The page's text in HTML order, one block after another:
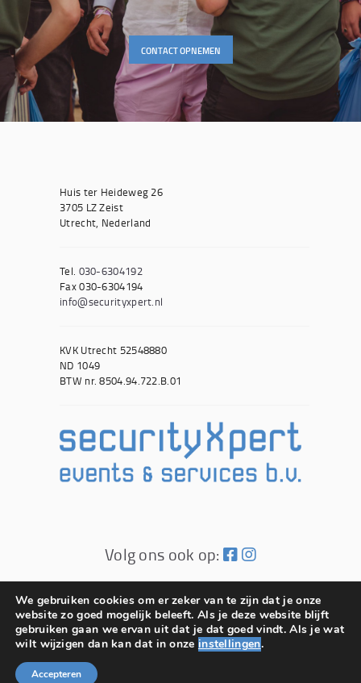
CONTACT OPNEMEN
Huis ter Heideweg 26
3705 LZ Zeist
Utrecht, Nederland
Tel. 030-6304192
Fax 030-6304194
info@securityxpert.nl
KVK Utrecht 52548880
ND 1049
BTW nr. 8504.94.722.B.01
Volg ons ook op:
© SecurityXpert 2026
Website door 2BeFresh
We gebruiken cookies om er zeker van te zijn dat je onze
website zo goed mogelijk beleeft. Als je deze website blijft
gebruiken gaan we ervan uit dat je dat goed vindt. Als je wat
wilt wijzigen dan kan dat in onze instellingen.
Accepteren